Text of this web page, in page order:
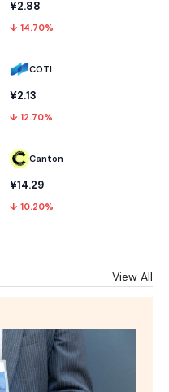
¥2.88
↓ 14.70%
COTI
¥2.13
↓ 12.70%
Canton
¥14.29
↓ 10.20%
View All